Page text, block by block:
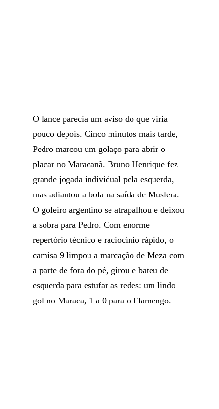
O lance parecia um aviso do que viria
pouco depois. Cinco minutos mais tarde,
Pedro marcou um golaço para abrir o
placar no Maracanã. Bruno Henrique fez
grande jogada individual pela esquerda,
mas adiantou a bola na saída de Muslera.
O goleiro argentino se atrapalhou e deixou
a sobra para Pedro. Com enorme
repertório técnico e raciocínio rápido, o
camisa 9 limpou a marcação de Meza com
a parte de fora do pé, girou e bateu de
esquerda para estufar as redes: um lindo
gol no Maraca, 1 a 0 para o Flamengo.